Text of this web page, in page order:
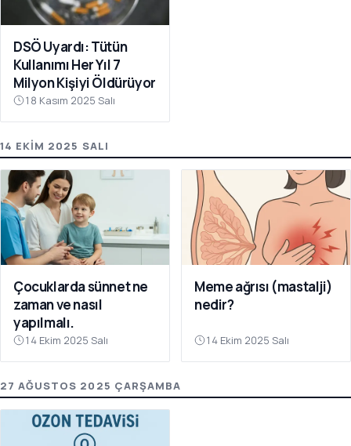
DSÖ Uyardı: Tütün
Kullanımı Her Yıl 7
Milyon Kişiyi Öldürüyor
18 Kasım 2025 Salı
14 EKIM 2025 SALI
Çocuklarda sünnet ne
zaman ve nasıl
yapılmalı.
14 Ekim 2025 Salı
Meme ağrısı (mastalji)
nedir?
14 Ekim 2025 Salı
27 AĞUSTOS 2025 ÇARŞAMBA